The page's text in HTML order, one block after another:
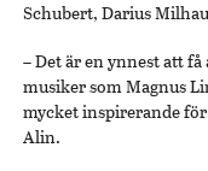
Schubert, Darius
– Det är en ynnest att
musiker som Magnus
mycket inspirerande för
Alin.